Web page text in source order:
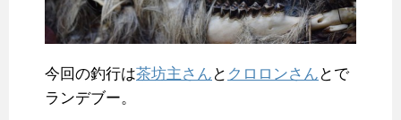
今回の釣行は茶坊主さん と クロロンさん とで
ランデブー。